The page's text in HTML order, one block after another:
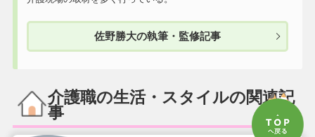
佐野勝大の執筆・監修記事
介護職の生活・スタイルの関連記
事